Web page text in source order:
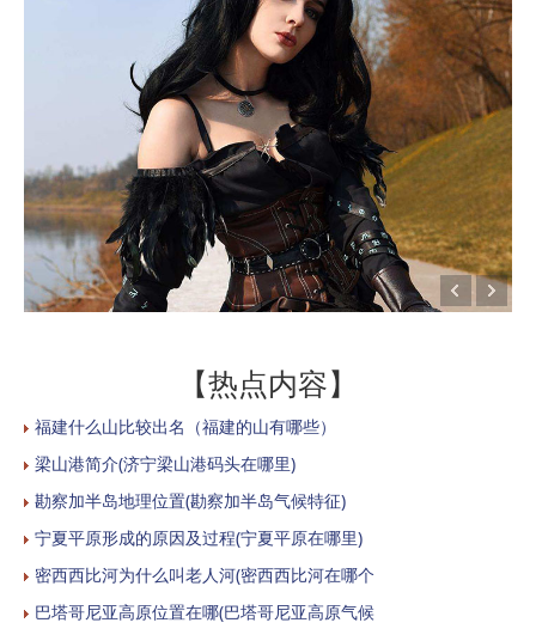
【热点内容】
福建什么山比较出名（福建的山有哪些）
梁山港简介(济宁梁山港码头在哪里)
勘察加半岛地理位置(勘察加半岛气候特征)
宁夏平原形成的原因及过程(宁夏平原在哪里)
密西西比河为什么叫老人河(密西西比河在哪个
巴塔哥尼亚高原位置在哪(巴塔哥尼亚高原气候